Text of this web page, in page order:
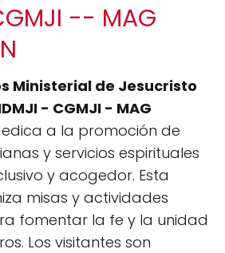
-- MAG
Ministerial de Jesucristo
- CGMJI - MAG
a la promoción de
y servicios espirituales
y acogedor. Esta
misas y actividades
fomentar la fe y la unidad
Los visitantes son